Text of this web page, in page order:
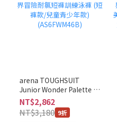
arena TOUGHSUIT
Junior Wonder Palette 阿
瑞娜君世界冒險耐氯短褲
訓練泳褲 (短褲款/兒童青
少年款) (AS6FWM46B)
NT$2,862
NT$3,180 9折